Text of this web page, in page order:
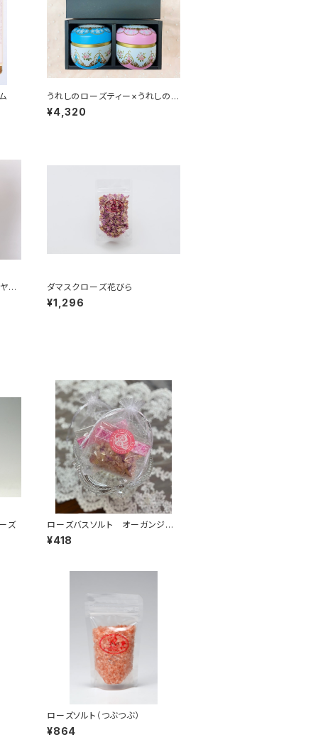
うれしのローズティー×うれしの薔
薇茶 ローズ缶ギフトセット
¥4,320
モ ダマスクローズ花びら
¥1,296
ズ
ローズバスソルト オーガンジー
入 25ｇ
¥418
ローズソルト（つぶつぶ）
¥864